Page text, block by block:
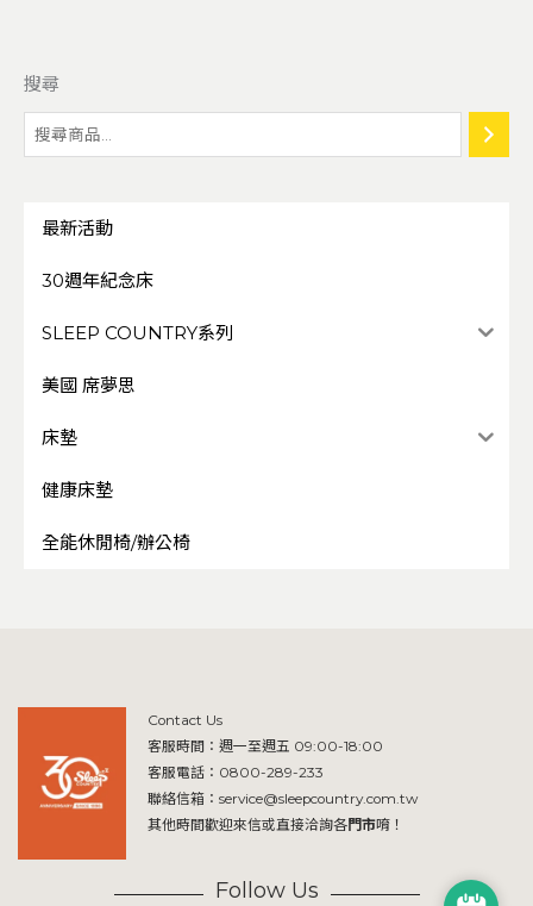
搜尋
最新活動
30週年紀念床
SLEEP COUNTRY系列
美國 席夢思
床墊
健康床墊
全能休閒椅/辦公椅
Contact Us
客服時間：週一至週五 09:00-18:00
客服電話： 0800-289-233
聯絡信箱： service@sleepcountry.com.tw
其他時間歡迎來信或直接洽詢各門市唷！
Follow Us